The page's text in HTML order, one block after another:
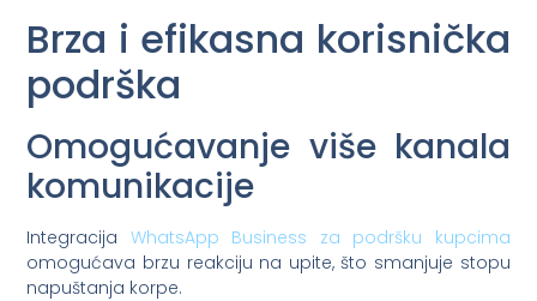
Brza i efikasna korisnička
podrška
Omogućavanje više kanala
komunikacije
Integracija WhatsApp Business za podršku kupcima
omogućava brzu reakciju na upite, što smanjuje stopu
napuštanja korpe.